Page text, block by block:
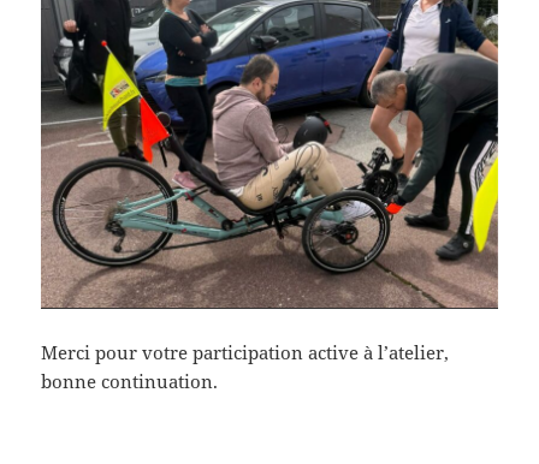
Merci pour votre participation active à l’atelier,
bonne continuation.